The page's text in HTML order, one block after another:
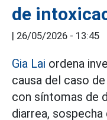
de
| 26/05/2026 - 13:45
Gia Lai ordena
causa del caso
con síntomas de
diarrea,